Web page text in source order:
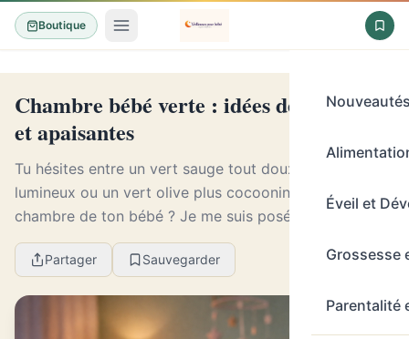
Boutique
Éveil et
Grossesse
Parentalité
Chambre bébé verte : idées déco douces
et apaisantes
Tu hésites entre un vert sauge tout doux, un vert d’eau
lumineux ou un vert olive plus cocooning pour la
chambre de ton bébé ? Je me suis posé exactement la
même question avant d’aménager celles de me...
Partager Sauvegarder